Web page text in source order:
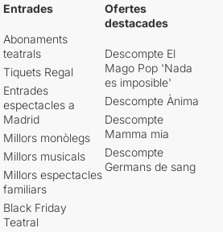
Entrades
Abonaments
teatrals
Tiquets Regal
Entrades
espectacles a
Madrid
Millors monòlegs
Millors musicals
Millors espectacles
familiars
Black Friday
Teatral
Ofertes
destacades
Descompte El
Mago Pop 'Nada
es imposible'
Descompte Ànima
Descompte
Mamma mia
Descompte
Germans de sang